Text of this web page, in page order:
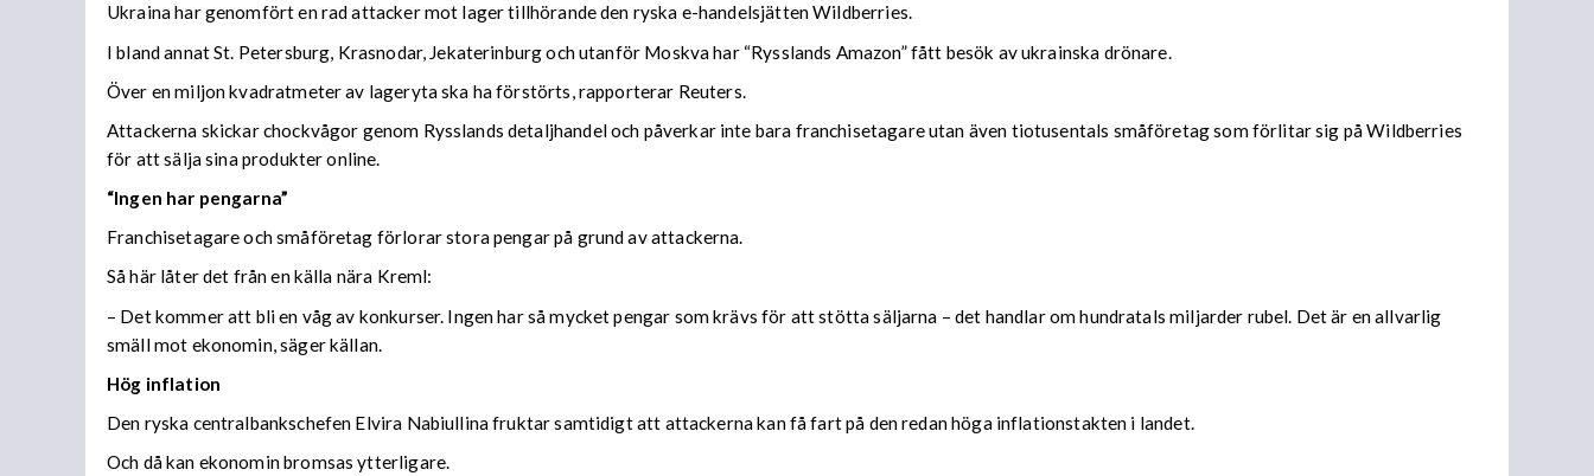
Ukraina har genomfört en rad attacker mot lager tillhörande den ryska e-handelsjätten Wildberries.
I bland annat St. Petersburg, Krasnodar, Jekaterinburg och utanför Moskva har “Rysslands Amazon” fått besök av ukrainska drönare.
Över en miljon kvadratmeter av lageryta ska ha förstörts, rapporterar Reuters.
Attackerna skickar chockvågor genom Rysslands detaljhandel och påverkar inte bara franchisetagare utan även tiotusentals småföretag som förlitar sig på Wildberries
för att sälja sina produkter online.
“Ingen har pengarna”
Franchisetagare och småföretag förlorar stora pengar på grund av attackerna.
Så här låter det från en källa nära Kreml:
– Det kommer att bli en våg av konkurser. Ingen har så mycket pengar som krävs för att stötta säljarna – det handlar om hundratals miljarder rubel. Det är en allvarlig
smäll mot ekonomin, säger källan.
Hög inflation
Den ryska centralbankschefen Elvira Nabiullina fruktar samtidigt att attackerna kan få fart på den redan höga inflationstakten i landet.
Och då kan ekonomin bromsas ytterligare.